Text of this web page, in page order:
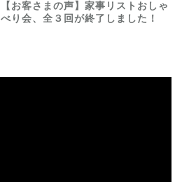
【お客さまの声】家事リストおしゃ
べり会、全３回が終了しました！